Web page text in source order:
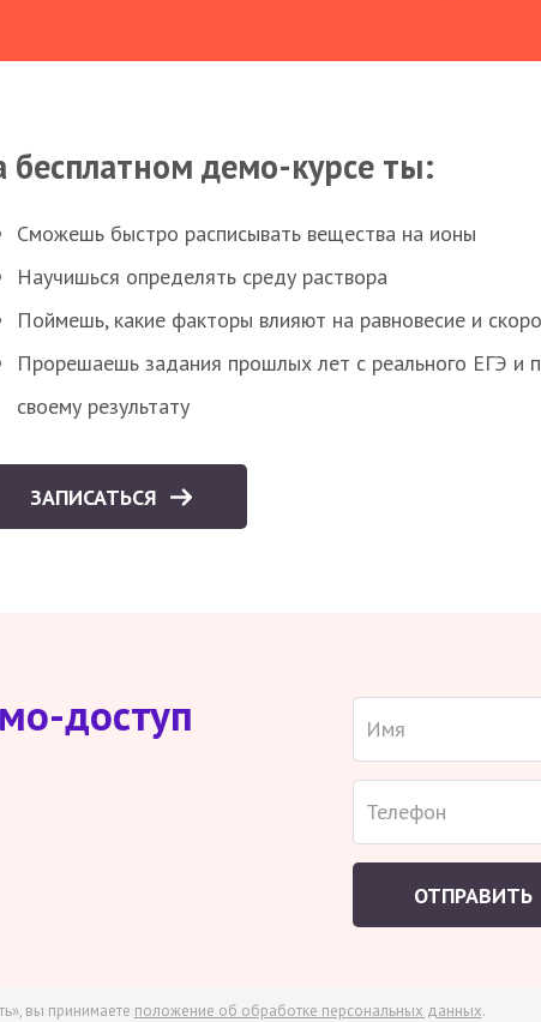
бесплатном демо-курсе ты:
Сможешь быстро расписывать вещества на ионы
Научишься определять среду раствора
Поймешь, какие факторы влияют на равновесие и
Прорешаешь задания прошлых лет с реального ЕГЭ и
своему результату
ЗАПИСАТЬСЯ
доступ
ОТПРАВИТЬ
вы принимаете положение об обработке персональных данных.